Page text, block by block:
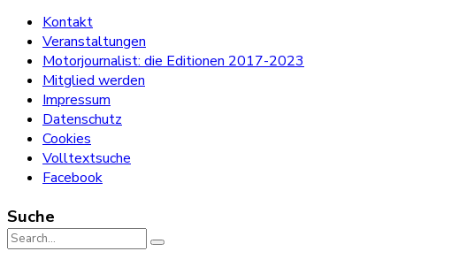
Kontakt
Veranstaltungen
Motorjournalist: die Editionen 2017-2023
Mitglied werden
Impressum
Datenschutz
Cookies
Volltextsuche
Facebook
Suche
Search